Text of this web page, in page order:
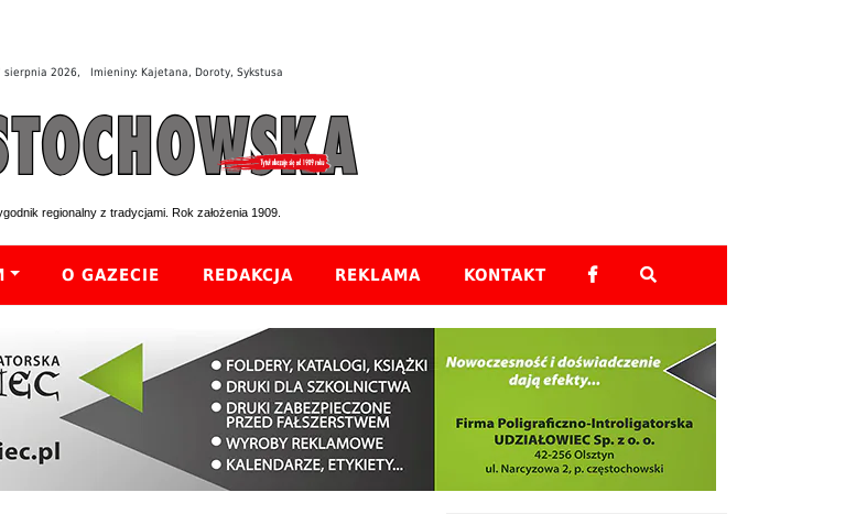
sierpnia 2026, Imieniny: Kajetana, Doroty, Sykstusa
regionalny z tradycjami. Rok założenia 1909.
O GAZECIE REDAKCJA REKLAMA KONTAKT